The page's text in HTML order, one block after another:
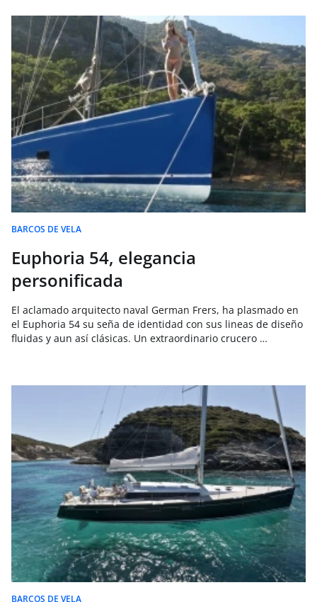
BARCOS DE VELA
Euphoria 54, elegancia
personificada
El aclamado arquitecto naval German Frers, ha plasmado en
el Euphoria 54 su seña de identidad con sus lineas de diseño
fluidas y aun así clásicas. Un extraordinario crucero …
BARCOS DE VELA